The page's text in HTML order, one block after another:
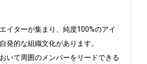
イターが集まり、純度100%のアイ
発的な組織文化があります。
いて周囲のメンバーをリードできる